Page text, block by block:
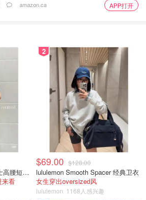
amazon.ca APP打开
lululemon Softstreme 女士高腰短裤 10cm
来看
2
$69.00 $128.00
lululemon Smooth Spacer 经典卫衣
女生穿出oversized风
lululemon 1168人感兴趣